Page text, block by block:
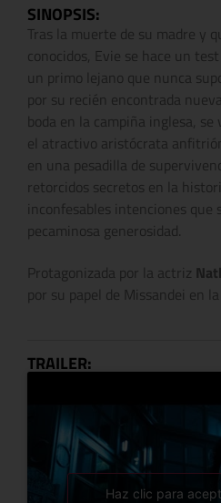
SINOPSIS:
Tras la muerte de su madre y
conocidos, Evie se hace un
un primo lejano que nunca
por su recién encontrada
boda en la campiña inglesa,
el atractivo aristócrata
en una pesadilla de
retorcidos secretos en la
inconfesables intenciones que
pecaminosa generosidad.
Protagonizada por la actriz
por su papel de Missandei en la
TRAILER:
Haz clic para